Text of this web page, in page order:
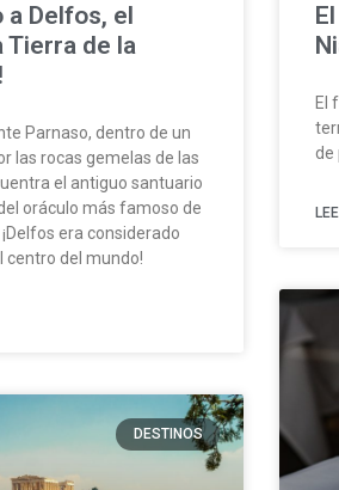
a Delfos, el
Tierra de la
Parnaso, dentro de un
las rocas gemelas de las
el antiguo santuario
oráculo más famoso de
era considerado
centro del mundo!
El
de
DESTINOS